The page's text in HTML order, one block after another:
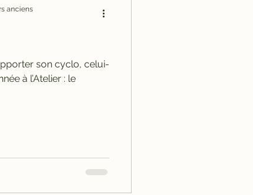
à l’Atelier : le
anciens